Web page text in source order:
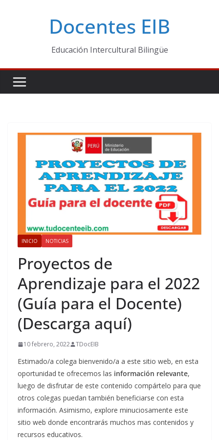
Docentes EIB
Educación Intercultural Bilingüe
INICIO NOTICIAS
Proyectos de
Aprendizaje para el 2022
(Guía para el Docente)
(Descarga aquí)
10 febrero, 2022 TDocEIB
Estimado/a colega bienvenido/a a este sitio web, en esta
oportunidad te ofrecemos las información relevante,
luego de disfrutar de este contenido compártelo para que
otros colegas puedan también beneficiarse con esta
información. Asimismo, explore minuciosamente este
sitio web donde encontrarás muchos mas contenidos y
recursos educativos.